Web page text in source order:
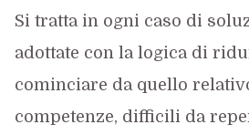
Si tratta in ogni caso di
adottate con la logica di
cominciare da quello
competenze, difficili da